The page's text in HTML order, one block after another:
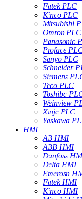
Fatek PLC
Kinco PLC
Mitsubishi
Omron PLC
Panasonic
Proface
Sanyo PLC
Schneider
Siemens
Teco PLC
Toshiba
Weinview
Xinje PLC
Yaskawa
HMI
AB HMI
ABB HMI
Danfoss
Delta HMI
Emerosn
Fatek HMI
Kinco HMI